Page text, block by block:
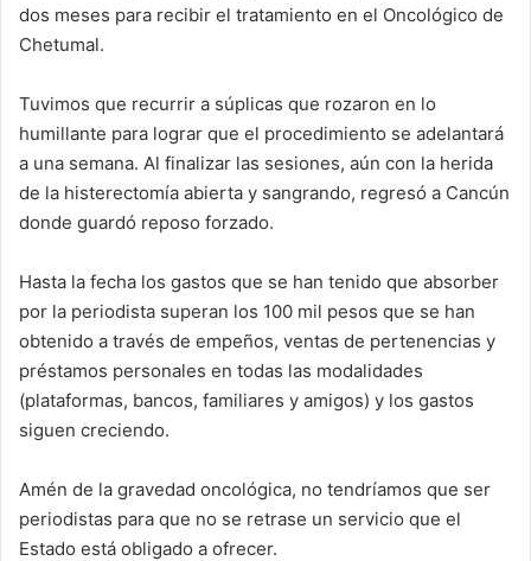
dos meses para recibir el tratamiento en el Oncológico de
Chetumal.
Tuvimos que recurrir a súplicas que rozaron en lo
humillante para lograr que el procedimiento se adelantará
a una semana. Al finalizar las sesiones, aún con la herida
de la histerectomía abierta y sangrando, regresó a Cancún
donde guardó reposo forzado.
Hasta la fecha los gastos que se han tenido que absorber
por la periodista superan los 100 mil pesos que se han
obtenido a través de empeños, ventas de pertenencias y
préstamos personales en todas las modalidades
(plataformas, bancos, familiares y amigos) y los gastos
siguen creciendo.
Amén de la gravedad oncológica, no tendríamos que ser
periodistas para que no se retrase un servicio que el
Estado está obligado a ofrecer.